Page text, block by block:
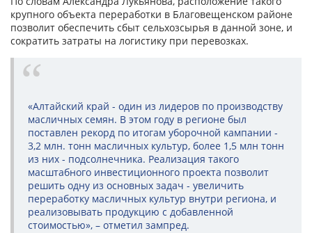
крупного объекта переработки в Благовещенском районе
позволит обеспечить сбыт сельхозсырья в данной зоне, и
сократить затраты на логистику при перевозках.
«Алтайский край - один из лидеров по производству
масличных семян. В этом году в регионе был
поставлен рекорд по итогам уборочной кампании -
3,2 млн. тонн масличных культур, более 1,5 млн тонн
из них - подсолнечника. Реализация такого
масштабного инвестиционного проекта позволит
решить одну из основных задач - увеличить
переработку масличных культур внутри региона, и
реализовывать продукцию с добавленной
стоимостью», – отметил зампред.